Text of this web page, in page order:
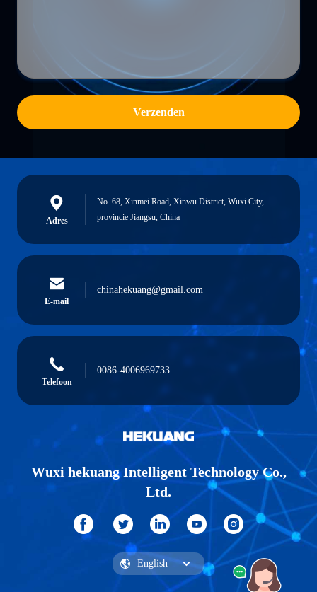
Verzenden
Adres
No. 68, Xinmei Road, Xinwu District, Wuxi City,
provincie Jiangsu, China
E-mail
chinahekuang@gmail.com
Telefoon
0086-4006969733
Wuxi hekuang Intelligent Technology Co.,
Ltd.